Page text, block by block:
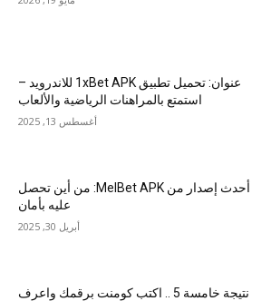
عنوان: تحميل تطبيق 1xBet APK للاندرويد –
استمتع بالمراهنات الرياضية والألعاب
أغسطس 13, 2025
أحدث إصدار من MelBet APK: من أين تحصل
عليه بأمان
أبريل 30, 2025
نتيجة خامسة 5 .. اكتب كومنت برقمك واعرف